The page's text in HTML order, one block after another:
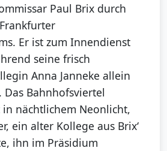
Paul Brix durch
Er ist zum Innendienst
seine frisch
Anna Janneke allein
Bahnhofsviertel
nächtlichem Neonlicht,
ein alter Kollege aus Brix‘
ihn im Präsidium